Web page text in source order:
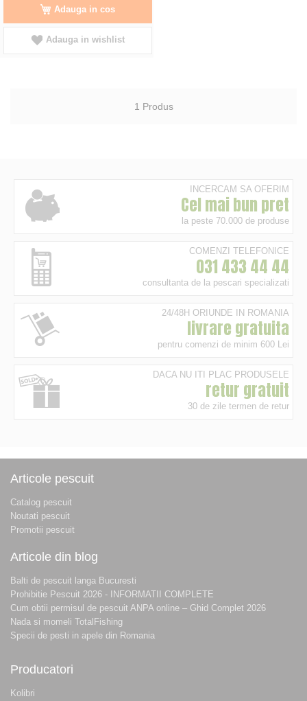
Adauga in cos
Adauga in wishlist
1 Produs
INCERCAM SA OFERIM
Cel mai bun pret
la peste 70.000 de produse
COMENZI TELEFONICE
031 433 44 44
consultanta de la pescari specializati
24/48H ORIUNDE IN ROMANIA
livrare gratuita
pentru comenzi de minim 600 Lei
DACA NU ITI PLAC PRODUSELE
retur gratuit
30 de zile termen de retur
Articole pescuit
Catalog pescuit
Noutati pescuit
Promotii pescuit
Articole din blog
Balti de pescuit langa Bucuresti
Prohibitie Pescuit 2026 - INFORMATII COMPLETE
Cum obtii permisul de pescuit ANPA online – Ghid Complet 2026
Nada si momeli TotalFishing
Specii de pesti in apele din Romania
Producatori
Kolibri